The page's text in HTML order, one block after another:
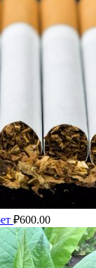
₽600.00